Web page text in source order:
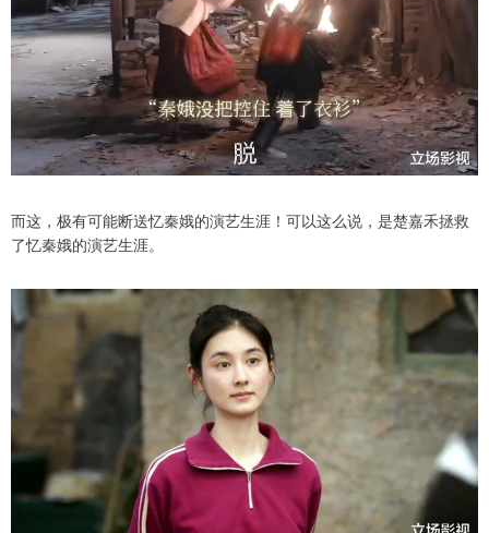
而这，极有可能断送忆秦娥的演艺生涯！可以这么说，是楚嘉禾拯救
了忆秦娥的演艺生涯。